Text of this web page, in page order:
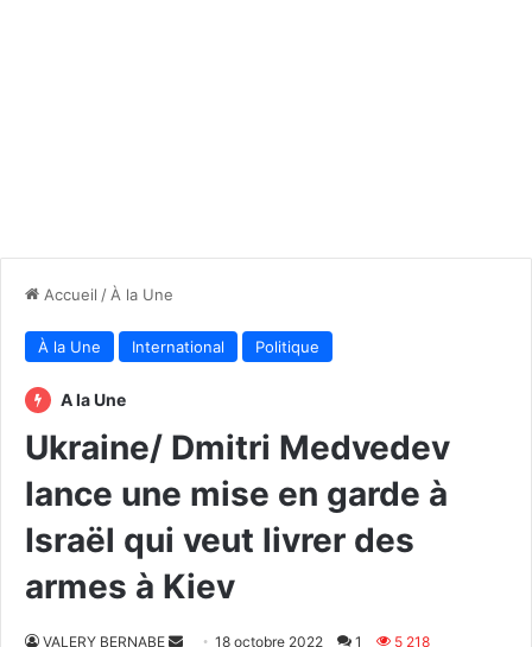
Accueil / À la Une
À la Une International Politique
A la Une
Ukraine/ Dmitri Medvedev
lance une mise en garde à
Israël qui veut livrer des
armes à Kiev
VALERY BERNABE
Envoyer18 octobre 2022 1 5 218